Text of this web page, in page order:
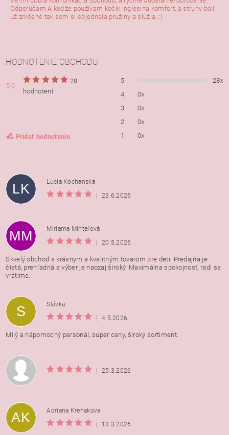
Odporúčam A keďže používam kočík inglesina komfort, a struny boli
už zničené tak som si objednala pružiny a slúžia. :)
HODNOTENIE OBCHODU
5,0
28
hodnotení
Pridať hodnotenie
5
28x
4
0x
3
0x
2
0x
1
0x
Vložením hodnotenie súhlasíte s
osobných údajov
LK
Lucia Kochanská
|
23.6.2026
MM
Miriama Mintaľová
|
20.5.2026
Skvelý obchod s krásnym a kvalitným tovarom pre deti. Predajňa je
čistá, prehľadná a výber je naozaj široký. Maximálna spokojnosť, radi sa
vrátime.
S
Slávka
|
4.5.2026
Milý a nápomocný personál, super ceny, široký sortiment.
| 25.3.2026
AK
Adriana Krehakova
|
13.3.2026